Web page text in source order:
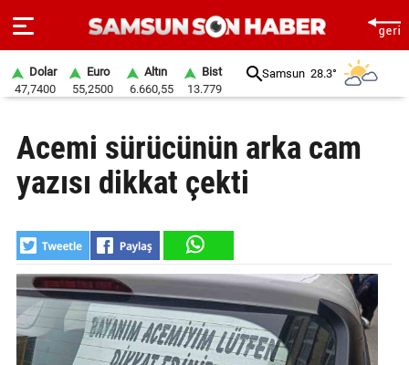
SAYFA
SAMSUN
SAMSUNSPOR
GÜNDEM
SİYASET
Dolar
47,7400
Euro
55,2500
Altın
6.660,55
Bist
13.779
Samsun 28.3°
Acemi sürücünün arka cam
yazısı dikkat çekti